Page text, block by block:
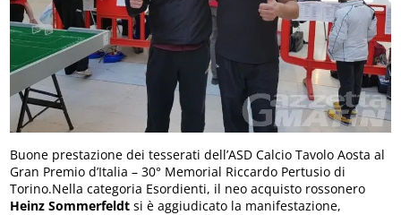
Buone prestazione dei tesserati dell’ASD Calcio Tavolo Aosta al
Gran Premio d’Italia – 30° Memorial Riccardo Pertusio di
Torino.Nella categoria Esordienti, il neo acquisto rossonero
Heinz Sommerfeldt si è aggiudicato la manifestazione,